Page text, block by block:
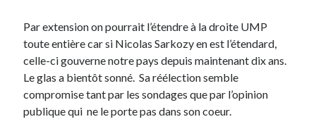
Municipales 2026 : Lyon, Métropole et Caluire, mon choix pour l’avenir
Explorez les Chemins Enchantés à Vélo : Aventures Familiales près de
Lyon !
Quel Lyonnais es-tu, Renaud Ducher ?
A quand une véritable place pour le vélo à Caluire dans la Métropole de
Par extension on pourrait l’étendre à la droite UMP
toute entière car si Nicolas Sarkozy en est l’étendard,
celle-ci gouverne notre pays depuis maintenant dix ans.
Le glas a bientôt sonné. Sa réélection semble
compromise tant par les sondages que par l’opinion
publique qui ne le porte pas dans son coeur.